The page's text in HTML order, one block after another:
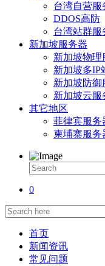
台湾自营服
DDOS高防
台湾站群服
新加坡服务器
新加坡物理
新加坡多IP
新加坡防御
新加坡云服
其它地区
菲律宾服务
柬埔寨服务
0
首页
新闻资讯
常见问题